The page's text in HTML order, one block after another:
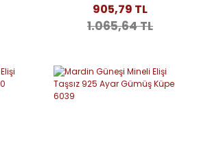
905,79 TL
1.065,64 TL